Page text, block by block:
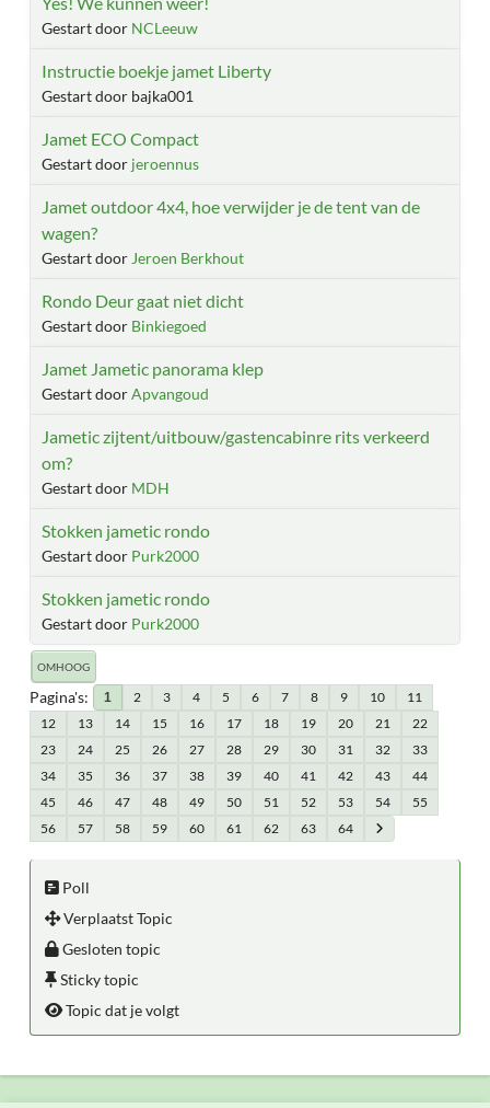
Gestart door NCLeeuw
Instructie boekje jamet Liberty
Gestart door bajka001
Jamet ECO Compact
Gestart door jeroennus
Jamet outdoor 4x4, hoe verwijder je de tent van de
wagen?
Gestart door Jeroen Berkhout
Rondo Deur gaat niet dicht
Gestart door Binkiegoed
Jamet Jametic panorama klep
Gestart doorApvangoud
Jametic zijtent/uitbouw/gastencabinre rits verkeerd
om?
Gestart door MDH
Stokken jametic rondo
Gestart door Purk2000
Stokken jametic rondo
Gestart door Purk2000
OMHOOG
Pagina's 1 2 3 4 5 6 7 8 9 10
11
12
13 14 15 16 17 18 19 20 21
22
23
24 25 26 27 28 29 30 31 32
33
34
35 36 37 38 39 40 41 42 43
44
45
46 47 48 49 50 51 52 53 54
55
56
57 58 59 60 61 62 63 64
Poll
Verplaatst Topic
Gesloten topic
Sticky topic
Topic dat je volgt